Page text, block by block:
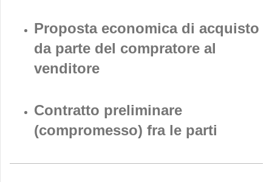
Proposta economica di acquisto
da parte del compratore al
venditore
Contratto preliminare
(compromesso) fra le parti